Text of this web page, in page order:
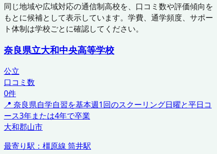
同じ地域や広域対応の通信制高校を、口コミ数や評価傾向を
もとに候補として表示しています。学費、通学頻度、サポー
ト体制は学校ごとに確認してください。
奈良県立大和中央高等学校
公立
口コミ数
0件
📍 奈良県自学自習を基本週1回のスクーリング日曜と平日コ
ース3年または4年で卒業
大和郡山市
最寄り駅： 橿原線 筒井駅